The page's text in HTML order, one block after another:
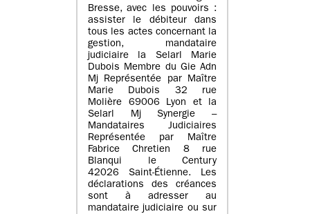
Bresse, avec les pouvoirs :
assister le débiteur dans
tous les actes concernant la
gestion, mandataire
judiciaire la Selarl Marie
Dubois Membre du Gie Adn
Mj Représentée par Maître
Marie Dubois 32 rue
Molière 69006 Lyon et la
Selarl Mj Synergie –
Mandataires Judiciaires
Représentée par Maître
Fabrice Chretien 8 rue
Blanqui le Century
42026 Saint-Étienne. Les
déclarations des créances
sont à adresser au
mandataire judiciaire ou sur